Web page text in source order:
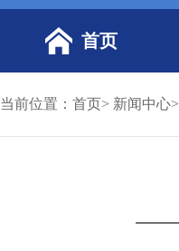
首页
当前位置： 首页> 新闻中心>